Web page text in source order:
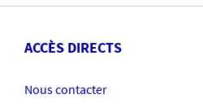
ACCÈS DIRECTS
Nous contacter